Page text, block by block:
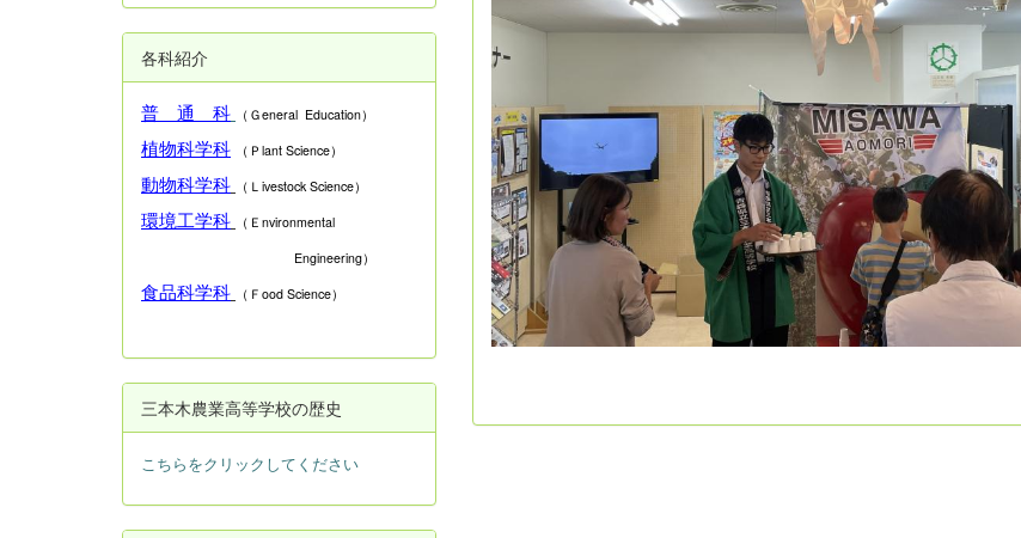
各科紹介
普 通 科 （Ｇeneral Education）
植物科学科 （Ｐlant Science）
動物科学科 （Ｌivestock Science）
環境工学科
（Ｅnvironmental
Engineering）
食品科学科 （Ｆood Science）
三本木農業高等学校の歴史
こちらをクリックしてください